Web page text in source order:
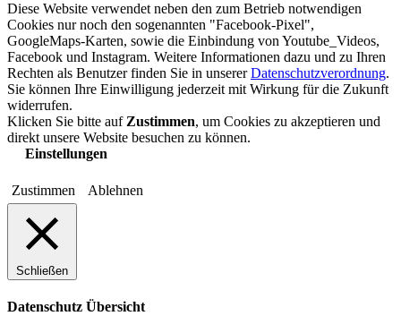
Diese Website verwendet neben den zum Betrieb notwendigen
Cookies nur noch den sogenannten "Facebook-Pixel",
GoogleMaps-Karten, sowie die Einbindung von Youtube_Videos,
Facebook und Instagram. Weitere Informationen dazu und zu Ihren
Rechten als Benutzer finden Sie in unsererDatenschutzverordnung.
Sie können Ihre Einwilligung jederzeit mit Wirkung für die Zukunft
widerrufen.
Klicken Sie bitte auf Zustimmen, um Cookies zu akzeptieren und
direkt unsere Website besuchen zu können.
Einstellungen
Zustimmen Ablehnen
Schließen
Datenschutz Übersicht